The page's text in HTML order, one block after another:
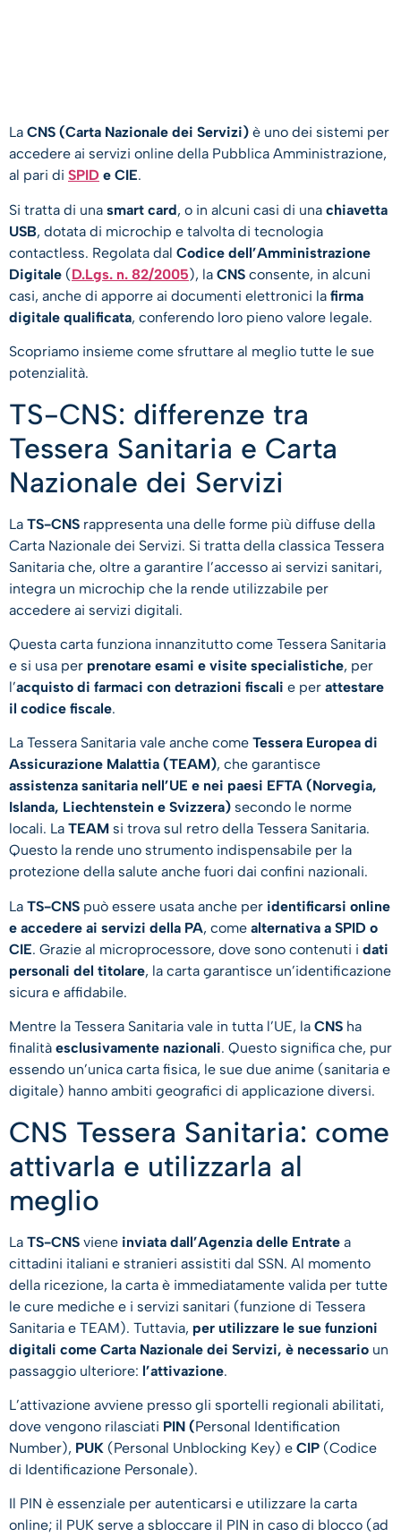
La CNS (Carta Nazionale dei Servizi) è uno dei sistemi per
accedere ai servizi online della Pubblica Amministrazione,
al pari di SPID e CIE.
Si tratta di una smart card, o in alcuni casi di una chiavetta
USB, dotata di microchip e talvolta di tecnologia
contactless. Regolata dal Codice dell’Amministrazione
Digitale (D.Lgs. n. 82/2005), la CNS consente, in alcuni
casi, anche di apporre ai documenti elettronici la firma
digitale qualificata, conferendo loro pieno valore legale.
Scopriamo insieme come sfruttare al meglio tutte le sue
potenzialità.
TS-CNS: differenze tra
Tessera Sanitaria e Carta
Nazionale dei Servizi
La TS-CNS rappresenta una delle forme più diffuse della
Carta Nazionale dei Servizi. Si tratta della classica Tessera
Sanitaria che, oltre a garantire l’accesso ai servizi sanitari,
integra un microchip che la rende utilizzabile per
accedere ai servizi digitali.
Questa carta funziona innanzitutto come Tessera Sanitaria
e si usa per prenotare esami e visite specialistiche, per
l’acquisto di farmaci con detrazioni fiscali e per attestare
il codice fiscale.
La Tessera Sanitaria vale anche come Tessera Europea di
Assicurazione Malattia (TEAM), che garantisce
assistenza sanitaria nell’UE e nei paesi EFTA (Norvegia,
Islanda, Liechtenstein e Svizzera) secondo le norme
locali. La TEAM si trova sul retro della Tessera Sanitaria.
Questo la rende uno strumento indispensabile per la
protezione della salute anche fuori dai confini nazionali.
La TS-CNS può essere usata anche per identificarsi online
e accedere ai servizi della PA, come alternativa a SPID o
CIE. Grazie al microprocessore, dove sono contenuti i dati
personali del titolare, la carta garantisce un’identificazione
sicura e affidabile.
Mentre la Tessera Sanitaria vale in tutta l’UE, la CNS ha
finalità esclusivamente nazionali. Questo significa che, pur
essendo un’unica carta fisica, le sue due anime (sanitaria e
digitale) hanno ambiti geografici di applicazione diversi.
CNS Tessera Sanitaria: come
attivarla e utilizzarla al
meglio
La TS-CNS viene inviata dall’Agenzia delle Entrate a
cittadini italiani e stranieri assistiti dal SSN. Al momento
della ricezione, la carta è immediatamente valida per tutte
le cure mediche e i servizi sanitari (funzione di Tessera
Sanitaria e TEAM). Tuttavia, per utilizzare le sue funzioni
digitali come Carta Nazionale dei Servizi, è necessario un
passaggio ulteriore: l’attivazione.
L’attivazione avviene presso gli sportelli regionali abilitati,
dove vengono rilasciati PIN (Personal Identification
Number), PUK (Personal Unblocking Key) e CIP (Codice
di Identificazione Personale).
Il PIN è essenziale per autenticarsi e utilizzare la carta
online; il PUK serve a sbloccare il PIN in caso di blocco (ad